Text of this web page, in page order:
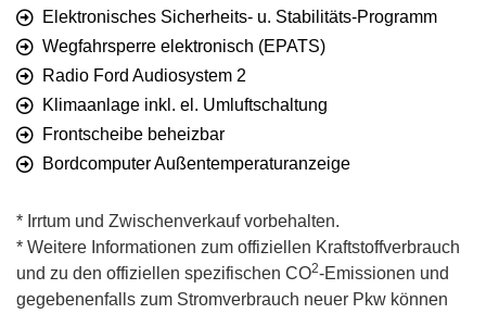
Elektronisches Sicherheits- u. Stabilitäts-Programm
Wegfahrsperre elektronisch (EPATS)
Radio Ford Audiosystem 2
Klimaanlage inkl. el. Umluftschaltung
Frontscheibe beheizbar
Bordcomputer Außentemperaturanzeige
* Irrtum und Zwischenverkauf vorbehalten.
* Weitere Informationen zum offiziellen Kraftstoffverbrauch
und zu den offiziellen spezifischen CO2-Emissionen und
gegebenenfalls zum Stromverbrauch neuer Pkw können